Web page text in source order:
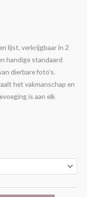
lijst, verkrijgbaar in 2
handige standaard
dierbare foto’s.
het vakmanschap en
is aan elk